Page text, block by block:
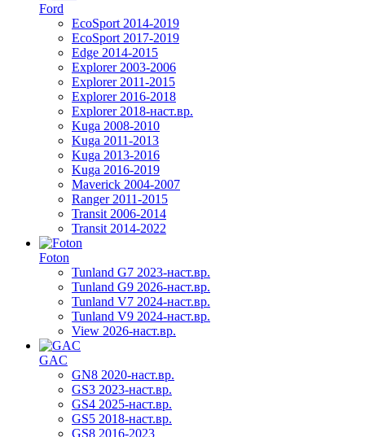
Ford
EcoSport 2014-2019
EcoSport 2017-2019
Edge 2014-2015
Explorer 2003-2006
Explorer 2011-2015
Explorer 2016-2018
Explorer 2018-наст.вр.
Kuga 2008-2010
Kuga 2011-2013
Kuga 2013-2016
Kuga 2016-2019
Maverick 2004-2007
Ranger 2011-2015
Transit 2006-2014
Transit 2014-2022
Foton
Tunland G7 2023-наст.вр.
Tunland G9 2026-наст.вр.
Tunland V7 2024-наст.вр.
Tunland V9 2024-наст.вр.
View 2026-наст.вр.
GAC
GN8 2020-наст.вр.
GS3 2023-наст.вр.
GS4 2025-наст.вр.
GS5 2018-наст.вр.
GS8 2016-2023